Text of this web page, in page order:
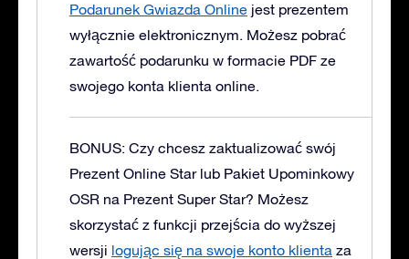
Podarunek Gwiazda Online jest prezentem
wyłącznie elektronicznym. Możesz pobrać
zawartość podarunku w formacie PDF ze
swojego konta klienta online.
BONUS: Czy chcesz zaktualizować swój
Prezent Online Star lub Pakiet Upominkowy
OSR na Prezent Super Star? Możesz
skorzystać z funkcji przejścia do wyższej
wersji logując się na swoje konto klienta za